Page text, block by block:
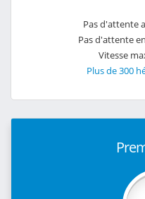
Pas d'attente
Pas d'attente
Vitesse
Plus de 300